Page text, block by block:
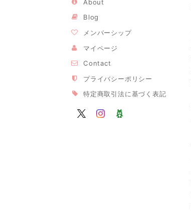
About
Blog
メンバーシップ
マイページ
Contact
プライバシーポリシー
特定商取引法に基づく表記